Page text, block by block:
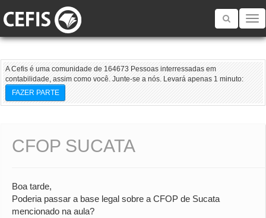
Toggle
A Cefis é uma comunidade de 164673 Pessoas interressadas em
contabilidade, assim como você. Junte-se a nós. Levará apenas 1 minuto:
FAZER PARTE
CFOP SUCATA
Boa tarde,
Poderia passar a base legal sobre a CFOP de Sucata
mencionado na aula?